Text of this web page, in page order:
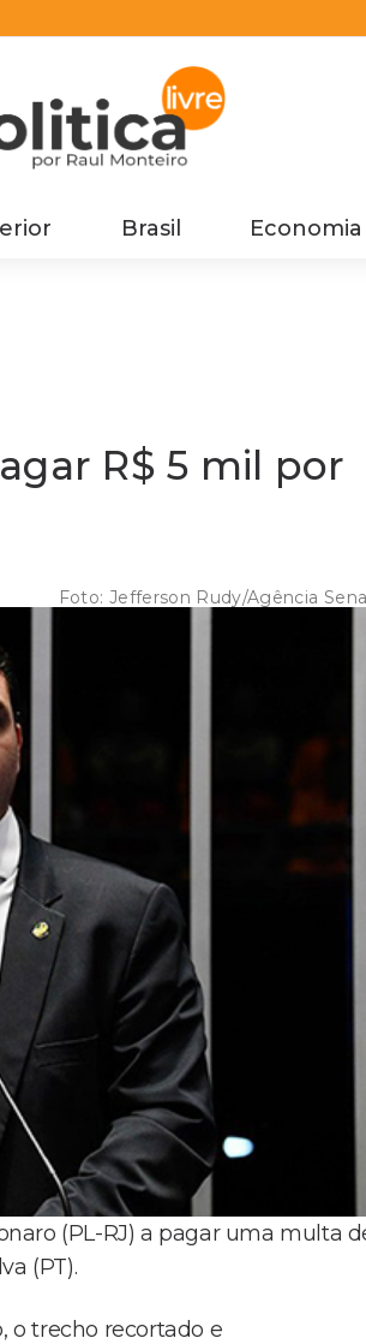
Brasil Economia
R$ 5 mil por
Foto: Jefferson Rudy/Agência
(PL-RJ) a pagar uma multa
(PT).
o trecho recortado e